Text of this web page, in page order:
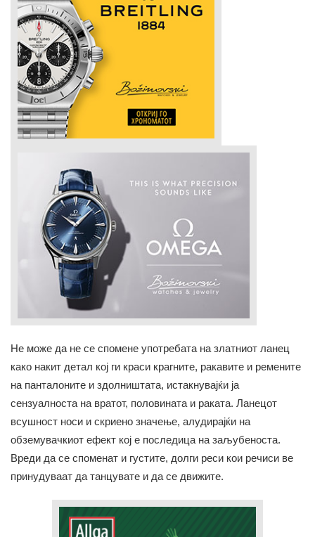
Не може да не се спомене употребата на златниот ланец
како накит детал кој ги краси крагните, ракавите и ремените
на панталоните и здолништата, истакнувајќи ја
сензуалноста на вратот, половината и раката. Ланецот
всушност носи и скриено значење, алудирајќи на
обземувачкиот ефект кој е последица на заљубеноста.
Вреди да се споменат и густите, долги реси кои речиси ве
принудуваат да танцувате и да се движите.